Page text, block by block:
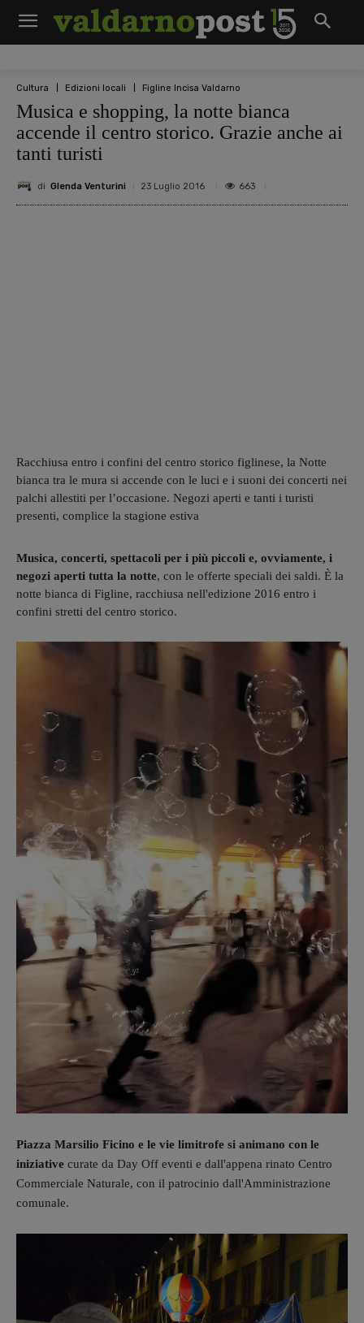
Cultura Edizioni locali Figline Incisa Valdarno
Musica e shopping, la notte bianca
accende il centro storico. Grazie anche ai
tanti turisti
di Glenda Venturini 23 Luglio 2016 663
Racchiusa entro i confini del centro storico figlinese, la Notte
bianca tra le mura si accende con le luci e i suoni dei concerti nei
palchi allestiti per l’occasione. Negozi aperti e tanti i turisti
presenti, complice la stagione estiva
Musica, concerti, spettacoli per i più piccoli e, ovviamente, i
negozi aperti tutta la notte, con le offerte speciali dei saldi. È la
notte bianca di Figline, racchiusa nell'edizione 2016 entro i
confini stretti del centro storico.
Piazza Marsilio Ficino e le vie limitrofe si animano con le
iniziative curate da Day Off eventi e dall'appena rinato Centro
Commerciale Naturale, con il patrocinio dall'Amministrazione
comunale.